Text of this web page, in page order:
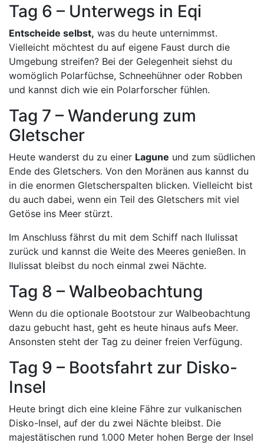
Tag 6 – Unterwegs in Eqi
Entscheide selbst, was du heute unternimmst.
Vielleicht möchtest du auf eigene Faust durch die
Umgebung streifen? Bei der Gelegenheit siehst du
womöglich Polarfüchse, Schneehühner oder Robben
und kannst dich wie ein Polarforscher fühlen.
Tag 7 – Wanderung zum
Gletscher
Heute wanderst du zu einer Lagune und zum südlichen
Ende des Gletschers. Von den Moränen aus kannst du
in die enormen Gletscherspalten blicken. Vielleicht bist
du auch dabei, wenn ein Teil des Gletschers mit viel
Getöse ins Meer stürzt.
Im Anschluss fährst du mit dem Schiff nach Ilulissat
zurück und kannst die Weite des Meeres genießen. In
Ilulissat bleibst du noch einmal zwei Nächte.
Tag 8 – Walbeobachtung
Wenn du die optionale Bootstour zur Walbeobachtung
dazu gebucht hast, geht es heute hinaus aufs Meer.
Ansonsten steht der Tag zu deiner freien Verfügung.
Tag 9 – Bootsfahrt zur Disko-
Insel
Heute bringt dich eine kleine Fähre zur vulkanischen
Disko-Insel, auf der du zwei Nächte bleibst. Die
majestätischen rund 1.000 Meter hohen Berge der Insel